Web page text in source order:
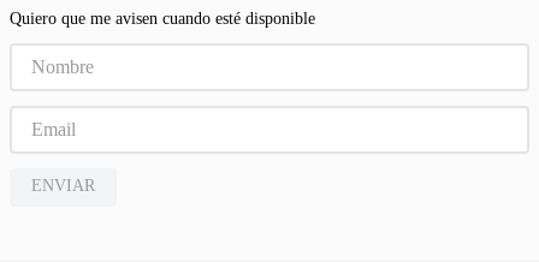
Quiero que me avisen cuando esté disponible
ENVIAR